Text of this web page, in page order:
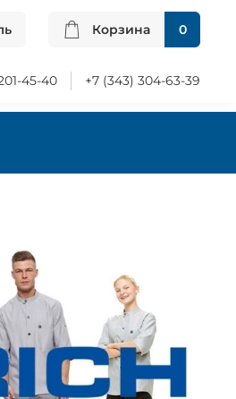
Корзина 0
45-40 +7 (343) 304-63-39